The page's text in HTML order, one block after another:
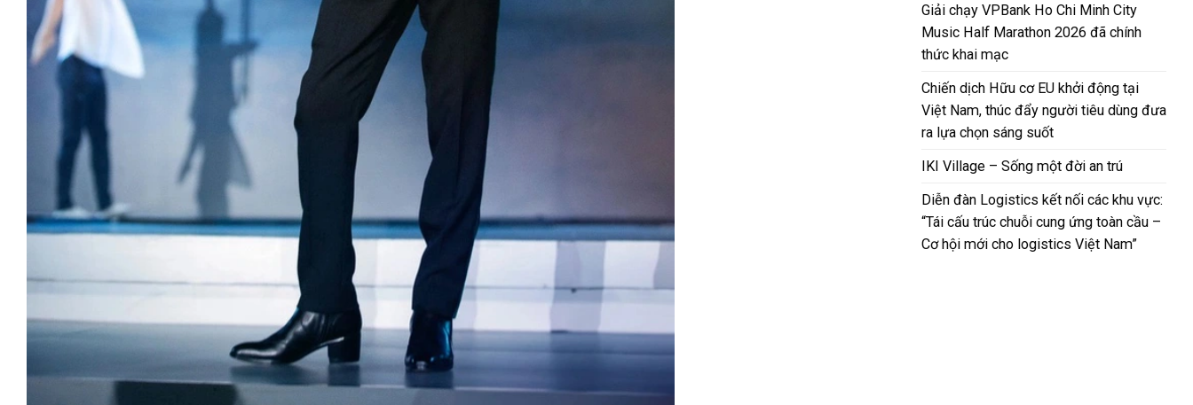
Giải chạy VPBank Ho Chi Minh City
Music Half Marathon 2026 đã chính
thức khai mạc
Chiến dịch Hữu cơ EU khởi động tại
Việt Nam, thúc đẩy người tiêu dùng đưa
ra lựa chọn sáng suốt
IKI Village – Sống một đời an trú
Diễn đàn Logistics kết nối các khu vực:
“Tái cấu trúc chuỗi cung ứng toàn cầu –
Cơ hội mới cho logistics Việt Nam”